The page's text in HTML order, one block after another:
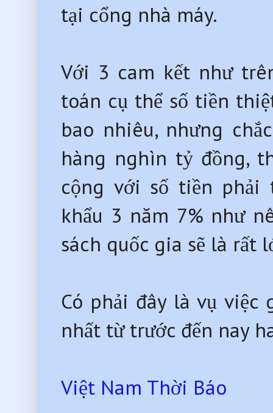
tại cổng nhà máy.
Với 3 cam kết như
toán cụ thể số tiền
bao nhiêu, nhưng
hàng nghìn tỷ đồng,
cộng với số tiền phải
khẩu 3 năm 7% như
sách quốc gia sẽ là rất
Có phải đây là vụ
nhất từ trước đến nay
Việt Nam Thời Báo